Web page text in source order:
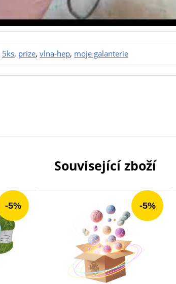
5ks, prize, vlna-hep, moje galanterie
Související zboží
-5% -5%